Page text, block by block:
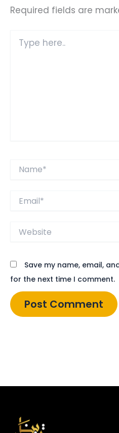
Required fields are
here..
Website
Save my name, email,
for the next time I comment.